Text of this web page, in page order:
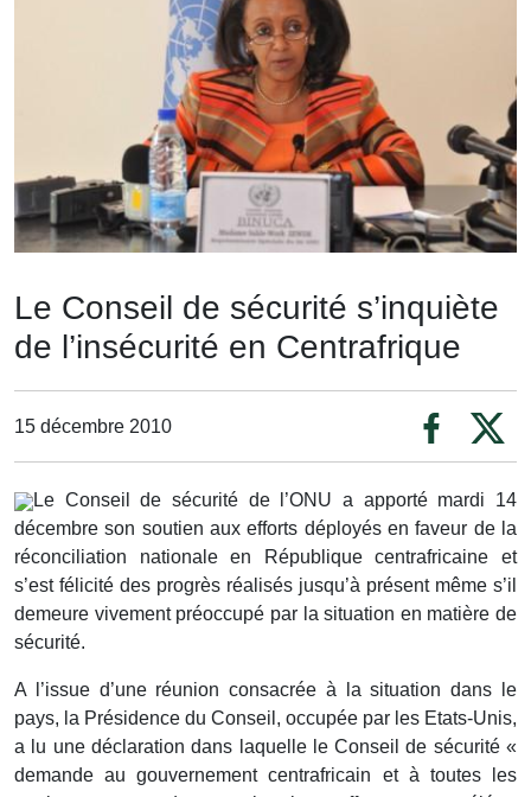
Le Conseil de sécurité s’inquiète
de l’insécurité en Centrafrique
15 décembre 2010
Le Conseil de sécurité de l’ONU a apporté mardi 14
décembre son soutien aux efforts déployés en faveur de la
réconciliation nationale en République centrafricaine et
s’est félicité des progrès réalisés jusqu’à présent même s’il
demeure vivement préoccupé par la situation en matière de
sécurité.
A l’issue d’une réunion consacrée à la situation dans le
pays, la Présidence du Conseil, occupée par les Etats-Unis,
a lu une déclaration dans laquelle le Conseil de sécurité «
demande au gouvernement centrafricain et à toutes les